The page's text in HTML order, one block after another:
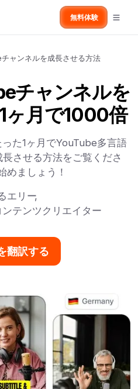
無料体験
ャンネルを成長させる方法
チャンネルを
ヶ月で1000倍
た1ヶ月でYouTube多言語
させる方法をご覧くださ
めましょう！
エリー,
テンツクリエイター
翻訳する